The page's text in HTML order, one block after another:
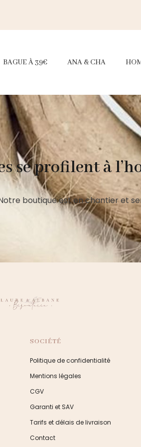
BAGUE À 39€ ANA & CHA
se profilent à
boutique est en chantier et
SOCIÉTÉ
Politique de confidentialité
Mentions légales
CGV
Garanti et SAV
Tarifs et délais de livraison
Contact